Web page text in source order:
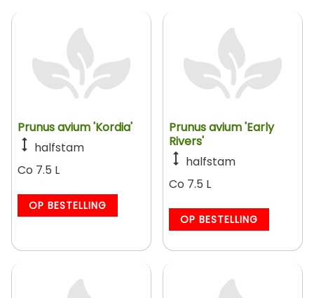
Prunus avium 'Kordia'
halfstam
Co 7.5 L
OP BESTELLING
Prunus avium 'Early
Rivers'
halfstam
Co 7.5 L
OP BESTELLING